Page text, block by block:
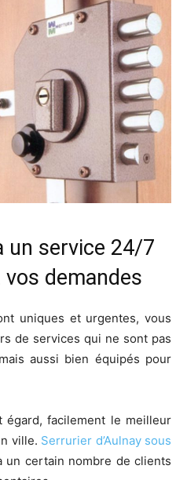
un service 24/7
demandes
uniques et urgentes, vous
de services qui ne sont pas
aussi bien équipés pour
facilement le meilleur
ville. Serrurier d’Aulnay sous
un certain nombre de clients